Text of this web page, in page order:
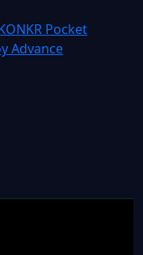
Pocket
Advance